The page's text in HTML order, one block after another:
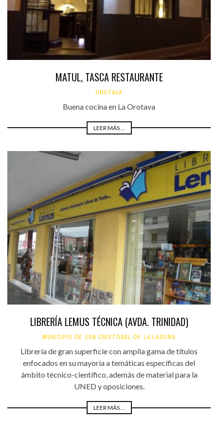
MATUL, TASCA RESTAURANTE
OROTAVA
Buena cocina en La Orotava
LEER MÁS ...
LIBRERÍA LEMUS TÉCNICA (AVDA. TRINIDAD)
MUNICIPIO DE SAN CRISTÓBAL DE LA LAGUNA
Librería de gran superficie con amplia gama de títulos
enfocados en su mayoría a temáticas específicas del
ámbito técnico-científico, además de material para la
UNED y oposiciones.
LEER MÁS ...